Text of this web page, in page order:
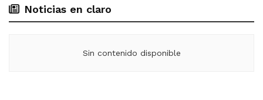
Noticias en claro
Sin contenido disponible